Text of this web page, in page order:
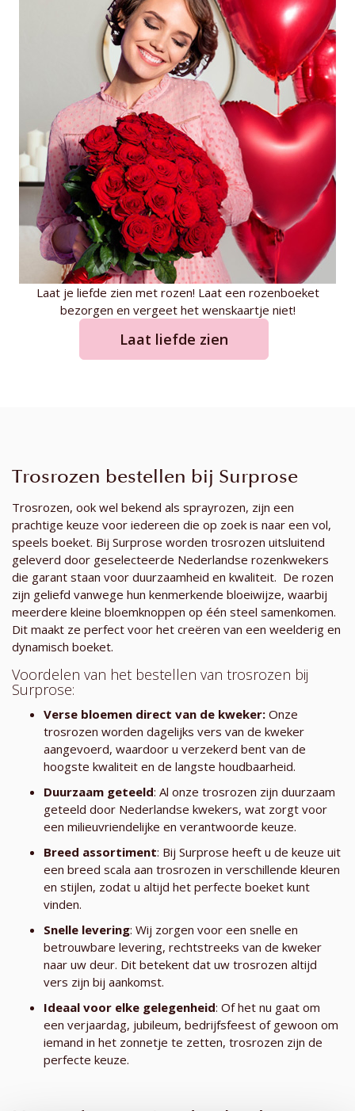
Laat je liefde zien met rozen! Laat een rozenboeket
bezorgen en vergeet het wenskaartje niet!
Laat liefde zien
Trosrozen bestellen bij Surprose
Trosrozen, ook wel bekend als sprayrozen, zijn een
prachtige keuze voor iedereen die op zoek is naar een vol,
speels boeket. Bij Surprose worden trosrozen uitsluitend
geleverd door geselecteerde Nederlandse rozenkwekers
die garant staan voor duurzaamheid en kwaliteit. De rozen
zijn geliefd vanwege hun kenmerkende bloeiwijze, waarbij
meerdere kleine bloemknoppen op één steel samenkomen.
Dit maakt ze perfect voor het creëren van een weelderig en
dynamisch boeket.
Voordelen van het bestellen van trosrozen bij
Surprose:
Verse bloemen direct van de kweker: Onze
trosrozen worden dagelijks vers van de kweker
aangevoerd, waardoor u verzekerd bent van de
hoogste kwaliteit en de langste houdbaarheid.
Duurzaam geteeld: Al onze trosrozen zijn duurzaam
geteeld door Nederlandse kwekers, wat zorgt voor
een milieuvriendelijke en verantwoorde keuze.
Breed assortiment: Bij Surprose heeft u de keuze uit
een breed scala aan trosrozen in verschillende kleuren
en stijlen, zodat u altijd het perfecte boeket kunt
vinden.
Snelle levering: Wij zorgen voor een snelle en
betrouwbare levering, rechtstreeks van de kweker
naar uw deur. Dit betekent dat uw trosrozen altijd
vers zijn bij aankomst.
Ideaal voor elke gelegenheid: Of het nu gaat om
een verjaardag, jubileum, bedrijfsfeest of gewoon om
iemand in het zonnetje te zetten, trosrozen zijn de
perfecte keuze.